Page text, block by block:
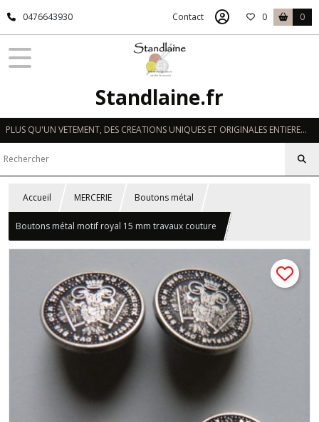
0476643930 Contact 0 0
Standlaine.fr
PLUS QU'UN VETEMENT, DES CREATIONS UNIQUES ET ORIGINALES ENTIEREMENT REALISEES A LA MAIN EN FRANCE
Accueil MERCERIE Boutons métal
Boutons métal motif royal 15 mm travaux couture